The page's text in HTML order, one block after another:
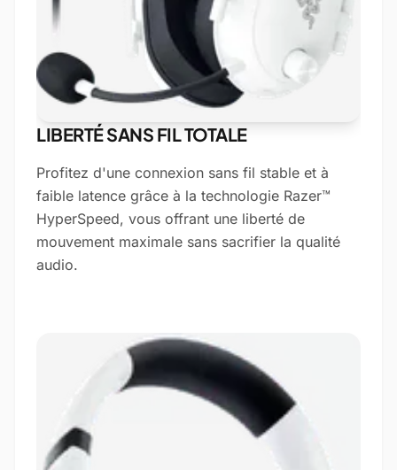
LIBERTÉ SANS FIL TOTALE
Profitez d'une connexion sans fil stable et à
faible latence grâce à la technologie Razer™
HyperSpeed, vous offrant une liberté de
mouvement maximale sans sacrifier la qualité
audio.